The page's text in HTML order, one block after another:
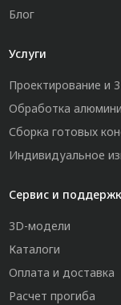
Блог
Услуги
Проектирование и
Обработка
Сборка готовых
Индивидуальное
Сервис и
3D-модели
Каталоги
Оплата и доставка
Расчет прогиба